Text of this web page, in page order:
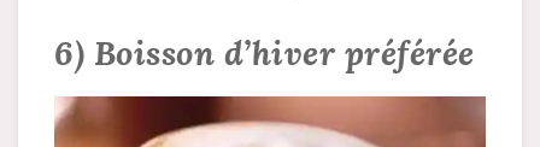
6) Boisson d’hiver préférée